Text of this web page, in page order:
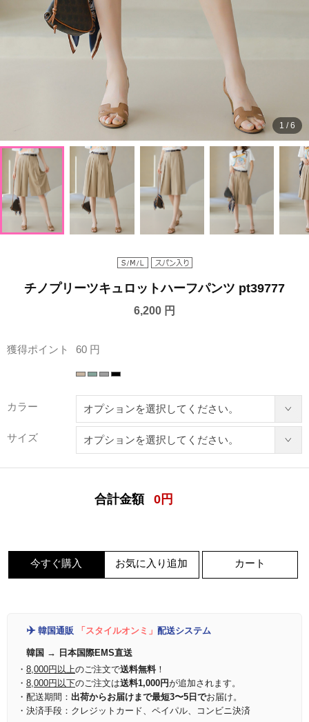
1 /6
チノプリーツキュロットハーフパンツ pt39777
6,200 円
獲得ポイント 60 円
カラー
サイズ
合計金額 0 円
今すぐ購入 お気に入り追加 カート
✈️ 韓国通販 「スタイルオンミ」 配送システム
韓国 → 日本国際EMS直送
・ 8,000円以上のご注文で送料無料！
・ 8,000円以下のご注文は送料1,000円が追加されます。
・配送期間： 出荷からお届けまで最短3〜5日でお届け。
・決済手段：クレジットカード、ペイパル、コンビニ決済